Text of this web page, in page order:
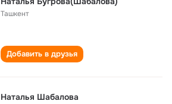
Ташкент
Добавить в друзья
Наталья Шабалова